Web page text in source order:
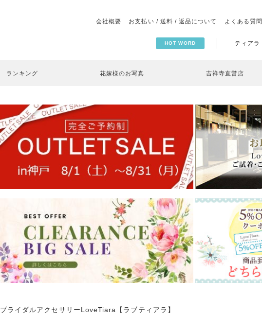
会社概要 お支払い / 送料 / 返品について よくある質問
HOT WORD ティアラ
ランキング 花嫁様のお写真 吉祥寺直営店
ブライダルアクセサリーLoveTiara【ラブティアラ】